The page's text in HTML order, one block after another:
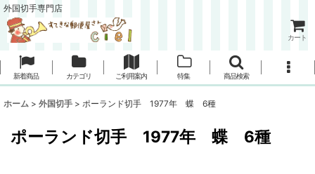
外国切手専門店
カート
新着商品 カテゴリ ご利用案内 特集 商品検索
ホーム > 外国切手 > ポーランド切手 1977年 蝶 6種
ポーランド切手 1977年 蝶 6種